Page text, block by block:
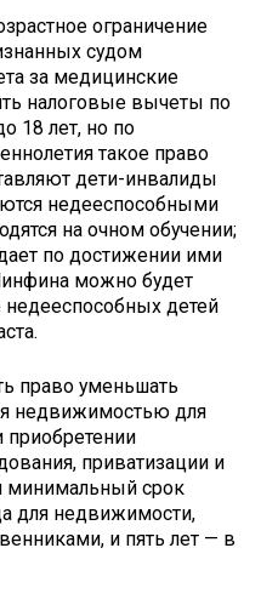
ограничение
судом
за медицинские
налоговые вычеты по
18 лет, но по
такое право
дети-инвалиды
недееспособными
на очном обучении;
по достижении ими
можно будет
недееспособных детей
право уменьшать
недвижимостью для
приватизации и
минимальный срок
для недвижимости,
и пять лет — в